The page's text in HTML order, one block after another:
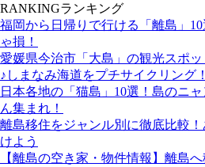
RANKINGランキング
福岡から日帰りで行ける「離島」
ゃ損！
愛媛県今治市「大島」の観光スポ
♪しまなみ海道をプチサイクリング！
日本各地の「猫島」10選！島のニ
ん集まれ！
離島移住をジャンル別に徹底比較
けよう
【離島の空き家・物件情報】離島